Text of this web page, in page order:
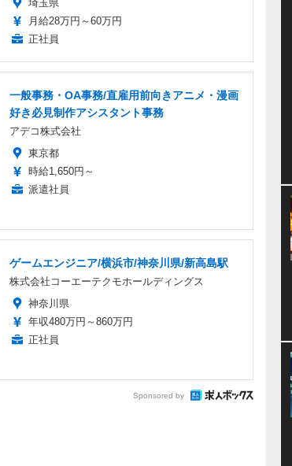
埼玉県
月給28万円～60万円
正社員
一般事務・OA事務/直雇用前向きアニメ・漫画
好き必見制作アシスタント事務
アデコ株式会社
東京都
時給1,650円～
派遣社員
ゲームエンジニア/横浜市/神奈川県/新高島駅
株式会社コーエーテクモホールディングス
神奈川県
年収480万円～860万円
正社員
Sponsored by